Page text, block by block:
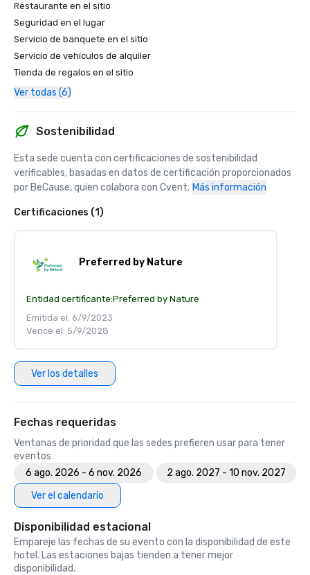
Restaurante en el sitio
Seguridad en el lugar
Servicio de banquete en el sitio
Servicio de vehículos de alquiler
Tienda de regalos en el sitio
Ver todas (6)
Sostenibilidad
Esta sede cuenta con certificaciones de sostenibilidad
verificables, basadas en datos de certificación proporcionados
por BeCause, quien colabora con Cvent. Más información
Certificaciones (1)
Preferred by Nature
Entidad certificante:Preferred by Nature
Emitida el: 6/9/2023
Vence el: 5/9/2028
Ver los detalles
Fechas requeridas
Ventanas de prioridad que las sedes prefieren usar para tener
eventos
6 ago. 2026 - 6 nov. 2026
2 ago. 2027 - 10 nov. 2027
Ver el calendario
Disponibilidad estacional
Empareje las fechas de su evento con la disponibilidad de este
hotel. Las estaciones bajas tienden a tener mejor
disponibilidad.